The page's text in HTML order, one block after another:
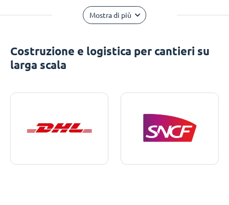
Mostra di più
Costruzione e logistica per cantieri su
larga scala